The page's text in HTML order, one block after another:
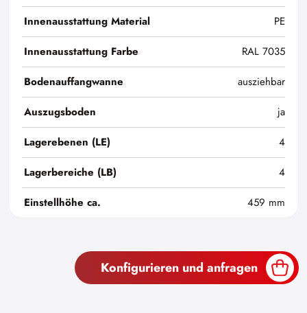
Innenausstattung Material
PE
Innenausstattung Farbe
RAL 7035
Bodenauffangwanne
ausziehbar
Auszugsboden
ja
Lagerebenen (LE)
4
Lagerbereiche (LB)
4
Einstellhöhe ca.
459 mm
Konfigurieren und anfragen